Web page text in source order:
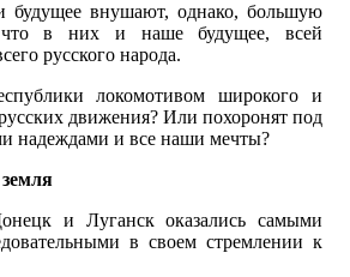
будущее внушают, однако, большую
что в них и наше будущее, всей
русского народа.
локомотивом широкого и
движения? Или похоронят под
надеждами и все наши мечты?
и Луганск оказались самыми
в своем стремлении к